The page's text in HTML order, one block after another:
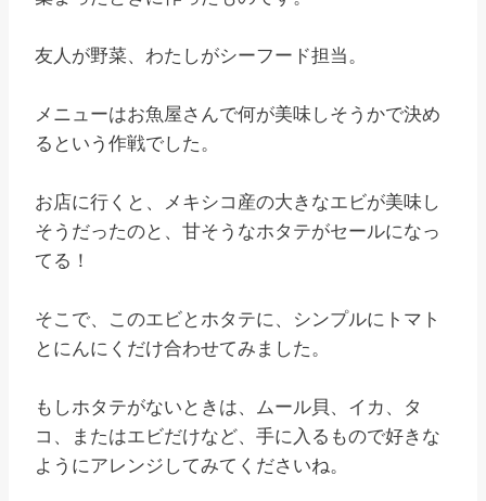
友人が野菜、わたしがシーフード担当。
メニューはお魚屋さんで何が美味しそうかで決め
るという作戦でした。
お店に行くと、メキシコ産の大きなエビが美味し
そうだったのと、甘そうなホタテがセールになっ
てる！
そこで、このエビとホタテに、シンプルにトマト
とにんにくだけ合わせてみました。
もしホタテがないときは、ムール貝、イカ、タ
コ、またはエビだけなど、手に入るもので好きな
ようにアレンジしてみてくださいね。